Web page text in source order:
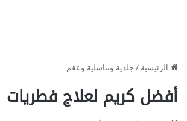
الرئيسية/جلدية وتناسلية وعقم
أفضل كريم لعلاج فطريات